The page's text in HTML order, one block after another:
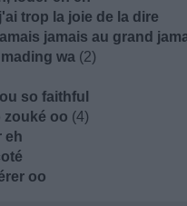
trop la joie de la dire
jamais au grand
wa (2)
so faithful
zouké oo (4)
eh
oo